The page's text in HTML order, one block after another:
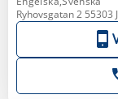
Ryhovsgatan 2 55303